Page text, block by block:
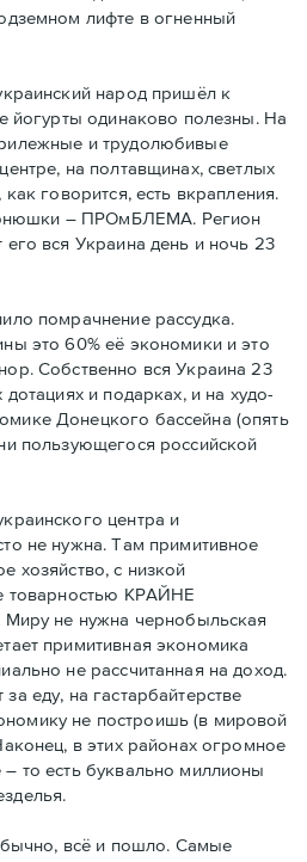
лифте в огненный
народ пришёл к
йогурты одинаково полезны. На
и трудолюбивые
на полтавщинах, светлых
говорится, есть вкрапления.
– ПРОмБЛЕМА. Регион
вся Украина день и ночь 23
помрачнение рассудка.
это 60% её экономики и это
Собственно вся Украина 23
дотациях и подарках, и на худо-
Донецкого бассейна (опять
пользующегося российской
центра и
не нужна. Там примитивное
хозяйство, с низкой
товарностью КРАЙНЕ
Миру не нужна чернобыльская
примитивная экономика
не рассчитанная на доход.
еду, на гастарбайтерстве
не построишь (в мировой
в этих районах огромное
то есть буквально миллионы
всё и пошло. Самые